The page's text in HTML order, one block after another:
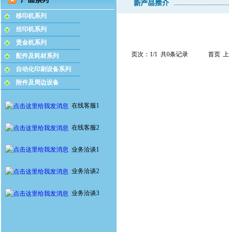
移印机系列
丝印机系列
烫金机系列
配件及耗材系列
自动化印刷设备系列
附件及周边设备
在线客服1
在线客服2
业务洽谈1
业务洽谈2
业务洽谈3
页次：1/1 共0条记录 首页